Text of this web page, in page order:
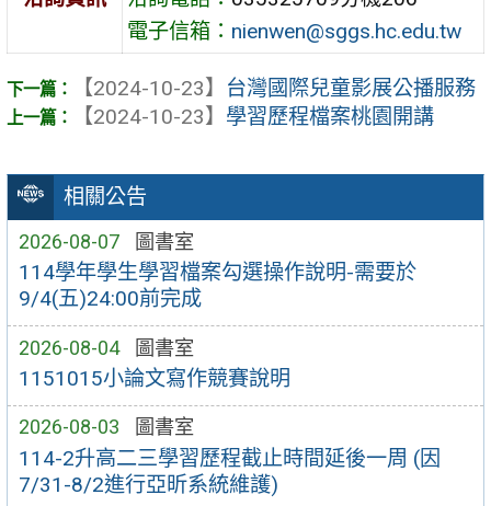
相關公告
2026-08-07 圖書室
114學年學生學習檔案勾選操作說明-需要於
9/4(五)24:00前完成
2026-08-04 圖書室
1151015小論文寫作競賽說明
2026-08-03 圖書室
114-2升高二三學習歷程截止時間延後一周 (因
7/31-8/2進行亞昕系統維護)
電子信箱： nienwen@sggs.hc.edu.tw
【2024-10-23】 台灣國際兒童影展公播服務
【2024-10-23】 學習歷程檔案桃園開講